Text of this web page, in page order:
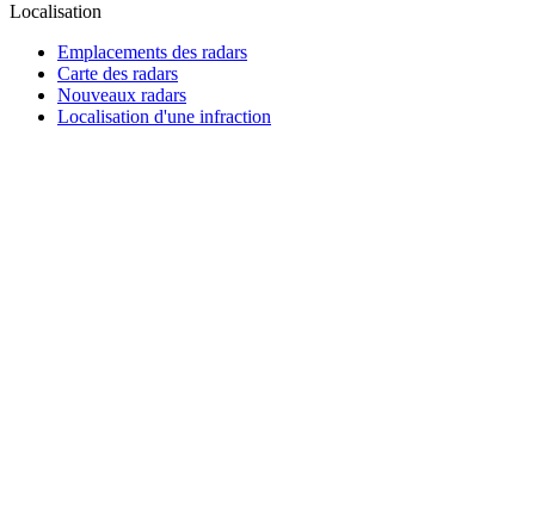
Localisation
Emplacements des radars
Carte des radars
Nouveaux radars
Localisation d'une infraction